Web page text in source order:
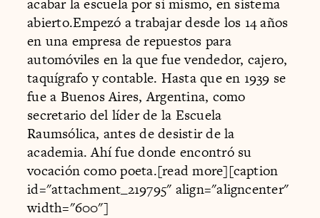
acabar la escuela por sí mismo, en sistema
abierto.Empezó a trabajar desde los 14 años
en una empresa de repuestos para
automóviles en la que fue vendedor, cajero,
taquígrafo y contable. Hasta que en 1939 se
fue a Buenos Aires, Argentina, como
secretario del líder de la Escuela
Raumsólica, antes de desistir de la
academia. Ahí fue donde encontró su
vocación como poeta.[read more][caption
id="attachment_219795" align="aligncenter"
width="600"]